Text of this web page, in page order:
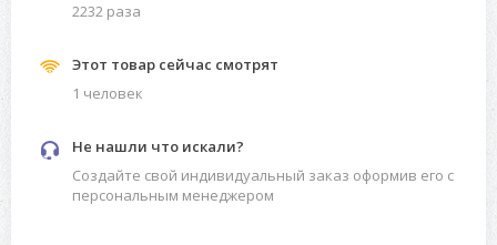
2232 разa
Этот товар сейчас смотрят
1 человек
Не нашли что искали?
Создайте свой индивидуальный заказ оформив его с
персональным менеджером